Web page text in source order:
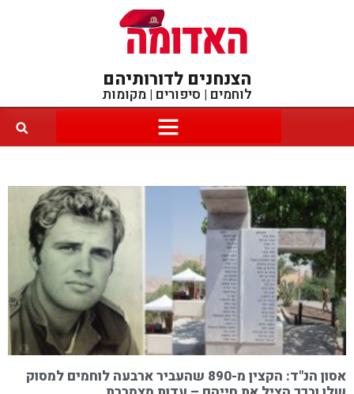
הצנחנים לדורותיהם
לוחמים | סיפורים | מקומות
אסון הנ"ד: הקצין מ-890 שהעביר ארבעה לוחמים למסוק